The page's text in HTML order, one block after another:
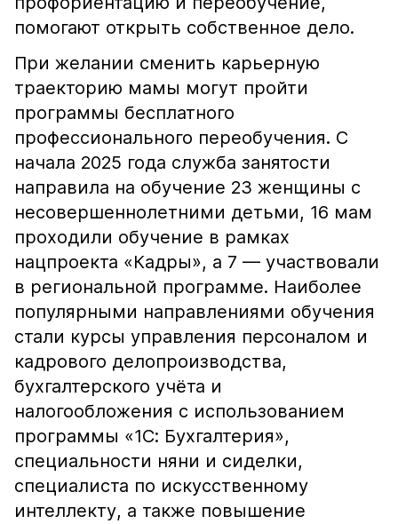
помогают открыть собственное дело.
При желании сменить карьерную
траекторию мамы могут пройти
программы бесплатного
профессионального переобучения. С
начала 2025 года служба занятости
направила на обучение 23 женщины с
несовершеннолетними детьми, 16 мам
проходили обучение в рамках
нацпроекта «Кадры», а 7 — участвовали
в региональной программе. Наиболее
популярными направлениями обучения
стали курсы управления персоналом и
кадрового делопроизводства,
бухгалтерского учёта и
налогообложения с использованием
программы «1С: Бухгалтерия»,
специальности няни и сиделки,
специалиста по искусственному
интеллекту, а также повышение